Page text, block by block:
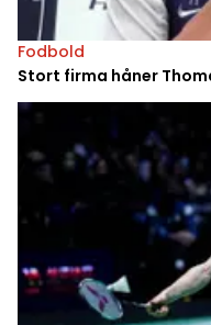
Fodbold
Stort firma håner